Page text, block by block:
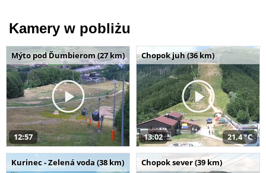
Kamery w pobliżu
Mýto pod Ďumbierom (27 km)
12:57
Chopok juh (36 km)
13:02 21,4 °C
Kurinec - Zelená voda (38 km) Chopok sever (39 km)